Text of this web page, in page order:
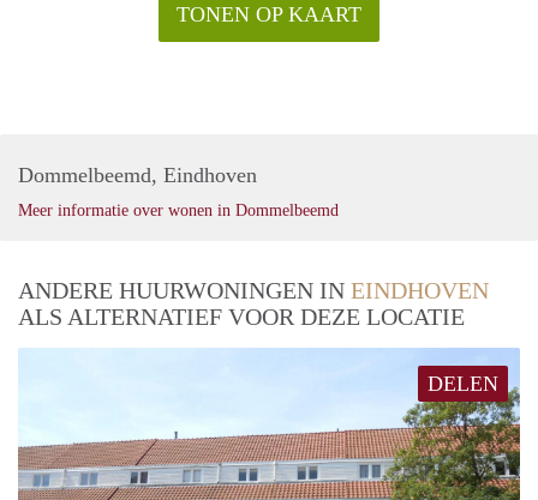
TONEN OP KAART
Dommelbeemd, Eindhoven
Meer informatie over wonen in Dommelbeemd
ANDERE HUURWONINGEN IN EINDHOVEN
ALS ALTERNATIEF VOOR DEZE LOCATIE
DELEN